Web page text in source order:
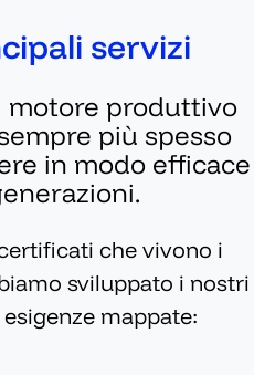
servizi
motore produttivo
più spesso
in modo efficace
che vivono i
sviluppato i nostri
mappate: